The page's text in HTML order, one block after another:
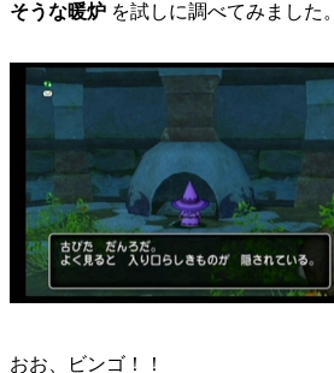
そうな暖炉 を試しに調べてみました。
おお、ビンゴ！！